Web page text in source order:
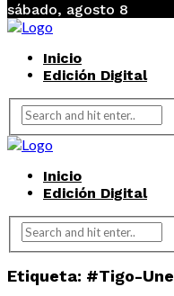
sábado, agosto 8
Inicio
Edición Digital
Inicio
Edición Digital
Etiqueta: #Tigo-Une